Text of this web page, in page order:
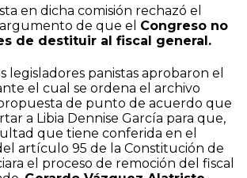
en dicha comisión rechazó el
de que el Congreso no
de destituir al fiscal general.
legisladores panistas aprobaron el
el cual se ordena el archivo
de punto de acuerdo que
a Libia Dennise García para que,
que tiene conferida en el
artículo 95 de la Constitución de
el proceso de remoción del fiscal